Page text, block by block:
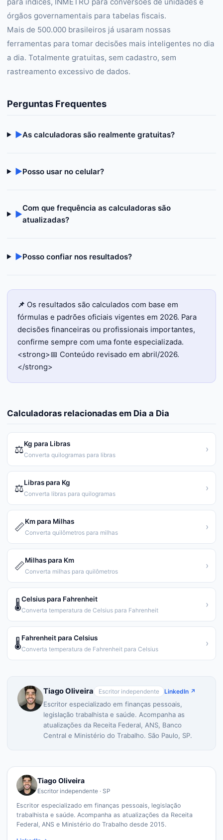
órgãos governamentais para tabelas fiscais.
Mais de 500.000 brasileiros já usaram nossas
ferramentas para tomar decisões mais inteligentes no dia
a dia. Totalmente gratuitas, sem cadastro, sem
rastreamento excessivo de dados.
Perguntas Frequentes
▶As calculadoras são realmente gratuitas?
▶Posso usar no celular?
▶
Com que frequência as calculadoras são
atualizadas?
▶Posso confiar nos resultados?
📌 Os resultados são calculados com base em
fórmulas e padrões oficiais vigentes em 2026. Para
decisões financeiras ou profissionais importantes,
confirme sempre com uma fonte especializada.
<strong>📅 Conteúdo revisado em abril/2026.
</strong>
Calculadoras relacionadas em Dia a Dia
⚖️Kg para Libras
Converta quilogramas para libras
›
⚖️Libras para Kg
Converta libras para quilogramas
›
📏Km para Milhas
Converta quilômetros para milhas
›
📏Milhas para Km
Converta milhas para quilômetros
›
🌡️Celsius para Fahrenheit
Converta temperatura de Celsius para Fahrenheit
›
🌡️Fahrenheit para Celsius
Converta temperatura de Fahrenheit para Celsius
›
Tiago Oliveira Escritor independente LinkedIn ↗
Escritor especializado em finanças pessoais,
legislação trabalhista e saúde. Acompanha as
atualizações da Receita Federal, ANS, Banco
Central e Ministério do Trabalho. São Paulo, SP.
Tiago Oliveira
Escritor independente · SP
Escritor especializado em finanças pessoais, legislação
trabalhista e saúde. Acompanha as atualizações da Receita
Federal, ANS e Ministério do Trabalho desde 2015.